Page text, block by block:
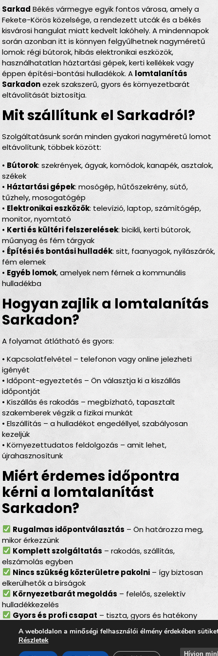
Sarkad Békés vármegye egyik fontos városa, amely a
Fekete-Körös közelsége, a rendezett utcák és a békés
kisvárosi hangulat miatt kedvelt lakóhely. A mindennapok
során azonban itt is könnyen felgyűlhetnek nagyméretű
lomok: régi bútorok, hibás elektronikai eszközök,
használhatatlan háztartási gépek, kerti kellékek vagy
éppen építési-bontási hulladékok. A lomtalanítás
Sarkadonezek szakszerű, gyors és környezetbarát
eltávolítását biztosítja.
Mit szállítunk el Sarkadról?
Szolgáltatásunk során minden gyakori nagyméretű lomot
eltávolítunk, többek között:
• Bútorok: szekrények, ágyak, komódok, kanapék, asztalok,
székek
• Háztartási gépek: mosógép, hűtőszekrény, sütő,
tűzhely, mosogatógép
• Elektronikai eszközök: televízió, laptop, számítógép,
monitor, nyomtató
• Kerti és kültéri felszerelések: bicikli, kerti bútorok,
műanyag és fém tárgyak
• Építési és bontási hulladék: sitt, faanyagok, nyílászárók,
fém elemek
• Egyéb lomok, amelyek nem férnek a kommunális
hulladékba
Hogyan zajlik a lomtalanítás
Sarkadon?
A folyamat átlátható és gyors:
• Kapcsolatfelvétel – telefonon vagy online jelezheti
igényét
• Időpont-egyeztetés – Ön választja ki a kiszállás
időpontját
• Kiszállás és rakodás – megbízható, tapasztalt
szakemberek végzik a fizikai munkát
• Elszállítás – a hulladékot engedéllyel, szabályosan
kezeljük
• Környezettudatos feldolgozás – amit lehet,
újrahasznosítunk
Miért érdemes időpontra
kérni a lomtalanítást
Sarkadon?
Rugalmas időpontválasztás – Ön határozza meg,
mikor érkezzünk
Komplett szolgáltatás – rakodás, szállítás,
elszámolás egyben
Nincs szükség közterületre pakolni– így biztosan
elkerülhetők a bírságok
Környezetbarát megoldás – felelős, szelektív
hulladékkezelés
Gyors és profi csapat – tiszta, gyors és hatékony
Lomtalanítás Sarkad –
A weboldalon a minőségi felhasználói élmény érdekében
Részletek
Hívjon